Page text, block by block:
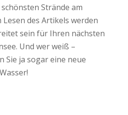
Strände am
Lesen des Artikels werden
sein für Ihren nächsten
Und wer weiß –
Sie ja sogar eine neue